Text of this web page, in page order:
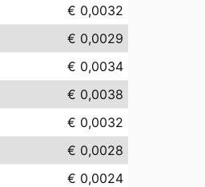
€ 0,0032
€ 0,0029
€ 0,0034
€ 0,0038
€ 0,0032
€ 0,0028
€ 0,0024